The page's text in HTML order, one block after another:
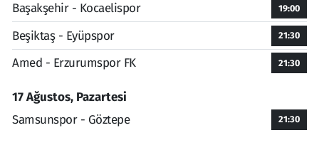
Başakşehir - Kocaelispor
19:00
Beşiktaş - Eyüpspor 21:30
Amed - Erzurumspor FK 21:30
17 Ağustos, Pazartesi
Samsunspor - Göztepe
21:30